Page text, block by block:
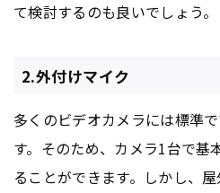
て検討するのも良いでしょう。
2.外付けマイク
多くのビデオカメラには標準
す。そのため、カメラ1台で基
ることができます。しかし、